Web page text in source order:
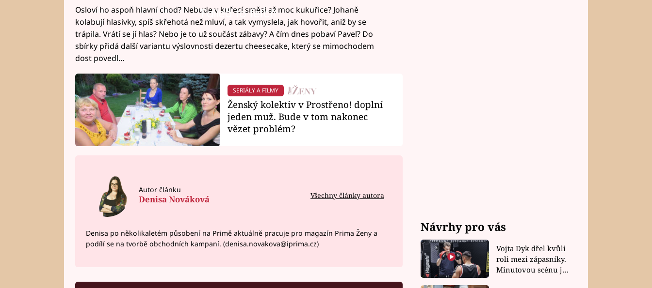
Failed to fetch
Osloví ho aspoň hlavní chod? Nebude v kuřecí směsi až moc kukuřice? Johaně
kolabují hlasivky, spíš skřehotá než mluví, a tak vymyslela, jak hovořit, aniž by se
trápila. Vrátí se jí hlas? Nebo je to už součást zábavy? A čím dnes pobaví Pavel? Do
sbírky přidá další variantu výslovnosti dezertu cheesecake, který se mimochodem
dost povedl…
SERIÁLY A FILMY
Ženský kolektiv v Prostřeno! doplní
jeden muž. Bude v tom nakonec
vězet problém?
Autor článku
Denisa Nováková Všechny články autora
Denisa po několikaletém působení na Primě aktuálně pracuje pro magazín Prima Ženy a
podílí se na tvorbě obchodních kampaní. (denisa.novakova@iprima.cz)
Návrhy pro vás
Vojta Dyk dřel kvůli
roli mezi zápasníky.
Minutovou scénu jel